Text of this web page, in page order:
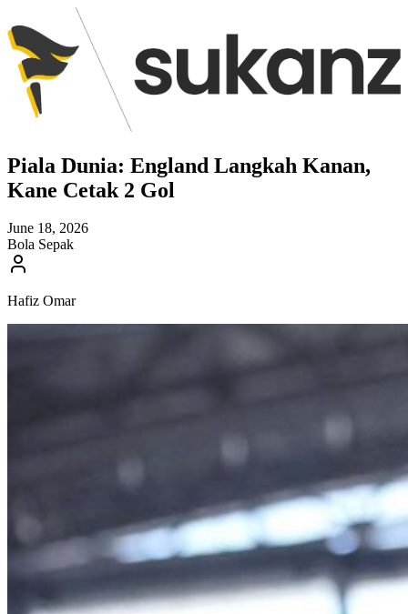
Piala Dunia: England Langkah Kanan,
Kane Cetak 2 Gol
June 18, 2026
Bola Sepak
Hafiz Omar